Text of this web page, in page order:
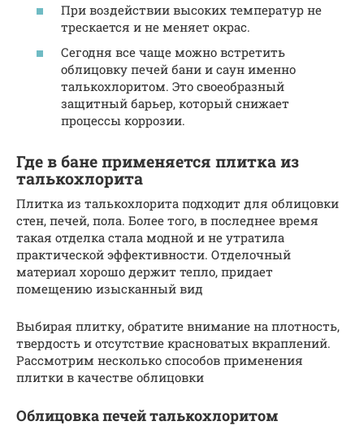
При воздействии высоких температур не
трескается и не меняет окрас.
Сегодня все чаще можно встретить
облицовку печей бани и саун именно
талькохлоритом. Это своеобразный
защитный барьер, который снижает
процессы коррозии.
Где в бане применяется плитка из
талькохлорита
Плитка из талькохлорита подходит для облицовки
стен, печей, пола. Более того, в последнее время
такая отделка стала модной и не утратила
практической эффективности. Отделочный
материал хорошо держит тепло, придает
помещению изысканный вид
Выбирая плитку, обратите внимание на плотность,
твердость и отсутствие красноватых вкраплений.
Рассмотрим несколько способов применения
плитки в качестве облицовки
Облицовка печей талькохлоритом